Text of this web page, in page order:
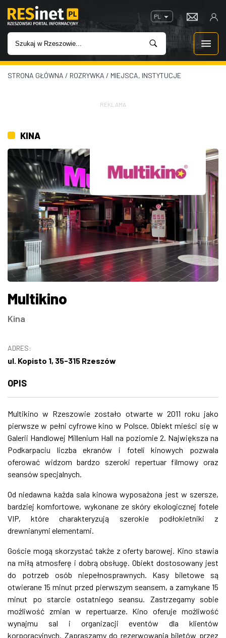
PL
WIADOMOŚCI
IMPREZY
ROZRYWKA
W KINACH
GASTRONOMIA
ZDJĘCIA
W RZESZOWIE
STRONA GŁÓWNA / ROZRYWKA / MIEJSCA, INSTYTUCJE
REKLAMA
KINA
Multikino
Kina
ADRES:
ul. Kopisto 1, 35-315 Rzeszów
OPIS
Multikino w Rzeszowie zostało otwarte w 2011 roku jako
pierwsze w pełni cyfrowe kino w Polsce. Obiekt mieści się w
Galerii Handlowej Millenium Hall na poziomie 2. Największa na
Podkarpaciu liczba ekranów i foteli kinowych pozwala
oferować widzom bardzo szeroki repertuar filmowy oraz
seansów specjalnych.
Od niedawna każda sala kinowa wyposażona jest w szersze,
bardziej komfortowe, wykonane ze skóry ekologicznej fotele
VIP, które charakteryzują szerokie podłokietniki z
drewnianymi elementami.
Goście mogą skorzystać także z oferty barowej. Kino stawia
na miłą atmosferę i dobrą obsługę. Obiekt dostosowany jest
do potrzeb osób niepełnosprawnych. Kasy biletowe są
otwierane 15 minut przed pierwszym seansem, a zamykane 15
minut po starcie ostatniego seansu. Zastrzegamy sobie
możliwość zmian w repertuarze. Kino oferuje możliwość
wynajmu sal i organizacji eventów dla klientów
korporacyjnych. Zapraszamy do rezerwowania biletów przez